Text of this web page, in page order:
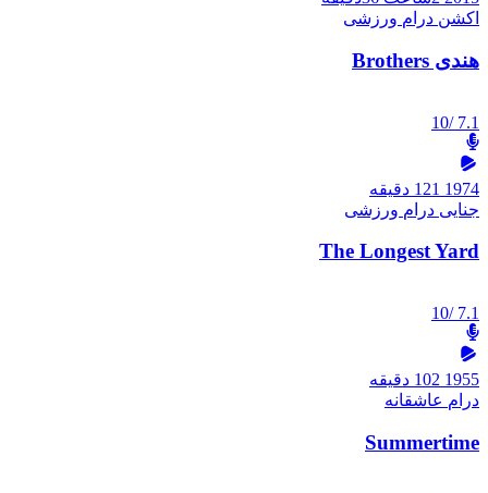
اکشن درام ورزشی
هندی Brothers
7.1
/10
1974 121 دقیقه
جنایی درام ورزشی
The Longest Yard
7.1
/10
1955 102 دقیقه
درام عاشقانه
Summertime